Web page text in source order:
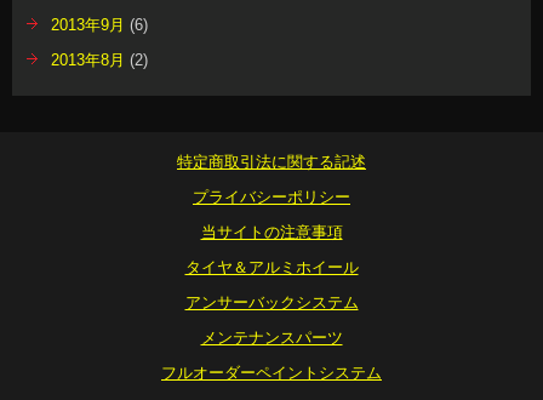
2013年9月 (6)
2013年8月 (2)
特定商取引法に関する記述
プライバシーポリシー
当サイトの注意事項
タイヤ＆アルミホイール
アンサーバックシステム
メンテナンスパーツ
フルオーダーペイントシステム